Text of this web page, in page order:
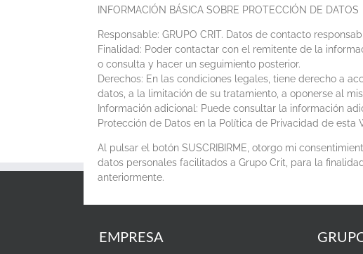
INFORMACIÓN BÁSICA SOBRE PROTECCIÓN DE DATOS
Responsable: GRUPO CRIT. Datos de contacto
Finalidad: Poder contactar con el remitente de la
o consulta y hacer un seguimiento posterior.
Derechos: En las condiciones legales, tiene derecho a
datos, a la limitación de su tratamiento, a oponerse al
Información adicional: Puede consultar la información
Protección de Datos en la Política de Privacidad de esta
Al pulsar el botón SUSCRIBIRME, otorgo mi
datos personales facilitados a Grupo Crit, para la
anteriormente.
EMPRESA